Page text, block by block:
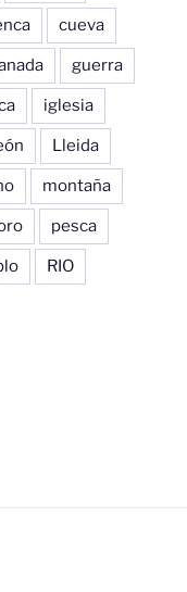
cueva
guerra
iglesia
Lleida
montaña
pesca
RIO